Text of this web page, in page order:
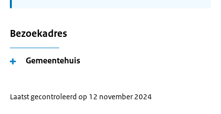
Bezoekadres
Gemeentehuis
Laatst gecontroleerd op 12 november 2024